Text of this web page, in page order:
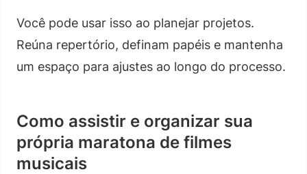
Você pode usar isso ao planejar projetos.
Reúna repertório, definam papéis e mantenha
um espaço para ajustes ao longo do processo.
Como assistir e organizar sua
própria maratona de filmes
musicais